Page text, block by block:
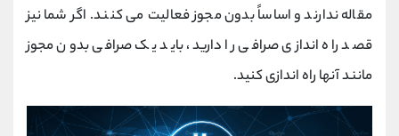
مقاله ندارند و اساساً بدون مجوز فعالیت می کنند. اگر شما نیز
قصد راه اندازی صرافی را دارید، باید یک صرافی بدون مجوز
مانند آنها راه اندازی کنید.